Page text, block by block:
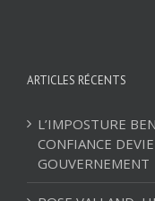
ARTICLES RÉCENTS
L’IMPOSTURE
CONFIANCE
GOUVERNEMENT